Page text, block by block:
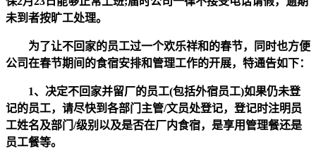
未到者按旷工处理。
为了让不回家的员工过一个欢乐祥和的春节，同时也方便
公司在春节期间的食宿安排和管理工作的开展，特通告如下：
1、决定不回家并留厂的员工(包括外宿员工)如果仍未登
记的员工，请尽快到各部门主管/文员处登记，登记时注明员
工姓名及部门/级别以及是否在厂内食宿，是享用管理餐还是
员工餐等。